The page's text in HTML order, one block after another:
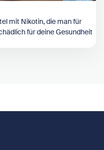
mit Nikotin, die man für
für deine Gesundheit